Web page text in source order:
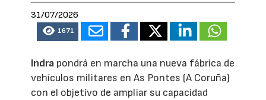
31/07/2026
1671
Indra pondrá en marcha una nueva fábrica de
vehículos militares en As Pontes (A Coruña)
con el objetivo de ampliar su capacidad